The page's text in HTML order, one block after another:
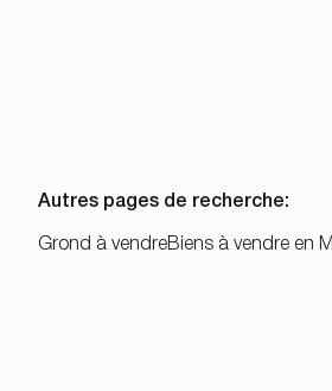
Autres pages de recherche:
Grond à vendreBiens à vendre en